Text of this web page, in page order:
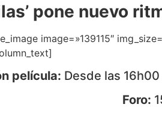
pone nuevo
image=»139115″
película: Desde las
Foro: